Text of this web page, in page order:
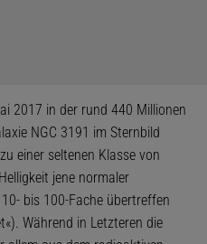
2017 in der rund 440 Millionen
NGC 3191 im Sternbild
einer seltenen Klasse von
jene normaler
bis 100-Fache übertreffen
Während in Letzteren die